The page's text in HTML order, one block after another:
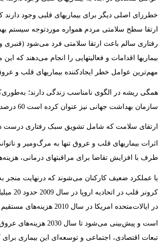
خطرزای اصلی دیگر برای بیماریهای قلبی وجود دارند
ارتقا سطح سلامتی مردم همواره موردتوجه سیستم
رفتاری سالم باعث ارتقا سلامتی فرد می‌شود (قنبری
بیماریها اقدامات و فعالیتهایی را انجام می‌دهند
مهم‌ترین عوامل خطر ایجادکننده بیماریهای قلب و
همگی ریشه در الگوی نامناسب زندگی دارند؛
ارتقای سلامت که شامل تشویق سبک رفتاری درست
اثرات بیماریهای قلب و عروق تنها به مرگ‌ومیر و
طرف با افزایش تقاضا برای مراقبتهای درمانی،
یا عملکرد ضعیف کارکنان می‌شوند که درنهایت منجر
کرونر قلب در اتحادیه اروپا در سال 2009 حدود 20
در ایالات‌متحده امریکا در سال 2010 هزینه‌های مستقیم
است و پیش‌بینی می‌شود تا سال 2030 هزینه‌های
تبعات
اقتصادی، اجتماعی و توسعه‌ای این بیماری برای